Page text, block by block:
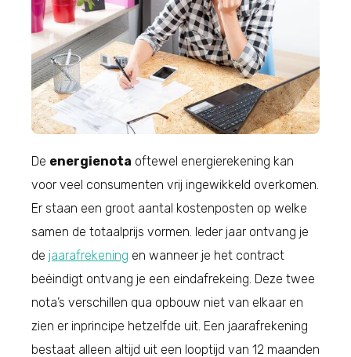
De energienota oftewel energierekening kan
voor veel consumenten vrij ingewikkeld overkomen.
Er staan een groot aantal kostenposten op welke
samen de totaalprijs vormen. Ieder jaar ontvang je
de jaarafrekening en wanneer je het contract
beëindigt ontvang je een eindafrekeing. Deze twee
nota’s verschillen qua opbouw niet van elkaar en
zien er inprincipe hetzelfde uit. Een jaarafrekening
bestaat alleen altijd uit een looptijd van 12 maanden